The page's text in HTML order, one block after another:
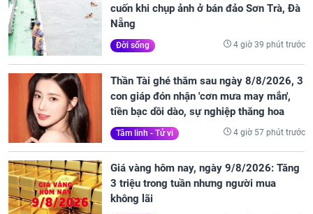
cuốn khi chụp ảnh ở bán đảo Sơn Trà, Đà
Nẵng
Đời sống 4 giờ 39 phút trước
Thần Tài ghé thăm sau ngày 8/8/2026, 3
con giáp đón nhận 'cơn mưa may mắn',
tiền bạc dồi dào, sự nghiệp thăng hoa
Tâm linh - Tử vi 4 giờ 57 phút trước
Giá vàng hôm nay, ngày 9/8/2026: Tăng
3 triệu trong tuần nhưng người mua
không lãi